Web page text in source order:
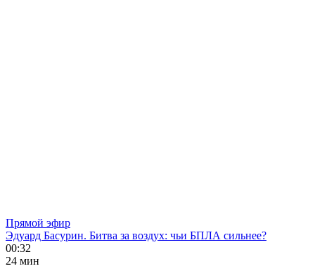
Прямой эфир
Эдуард Басурин. Битва за воздух: чьи БПЛА сильнее?
00:32
24 мин